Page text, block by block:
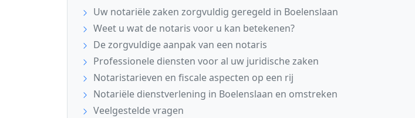
Uw notariële zaken zorgvuldig geregeld in Boelenslaan
Weet u wat de notaris voor u kan betekenen?
De zorgvuldige aanpak van een notaris
Professionele diensten voor al uw juridische zaken
Notaristarieven en fiscale aspecten op een rij
Notariële dienstverlening in Boelenslaan en omstreken
Veelgestelde vragen